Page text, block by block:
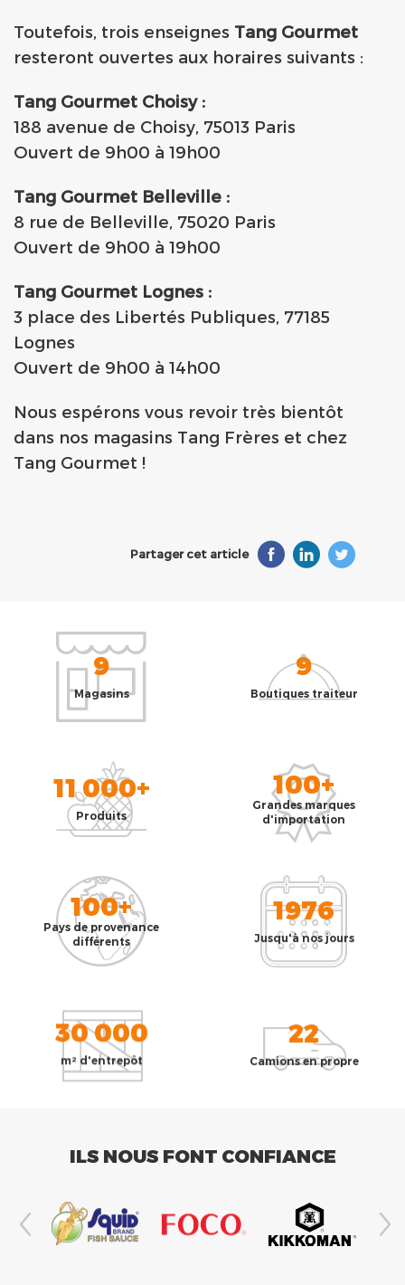
Toutefois, trois enseignes Tang Gourmet
resteront ouvertes aux horaires suivants :
Tang Gourmet Choisy :
188 avenue de Choisy, 75013 Paris
Ouvert de 9h00 à 19h00
Tang Gourmet Belleville :
8 rue de Belleville, 75020 Paris
Ouvert de 9h00 à 19h00
Tang Gourmet Lognes :
3 place des Libertés Publiques, 77185
Lognes
Ouvert de 9h00 à 14h00
Nous espérons vous revoir très bientôt
dans nos magasins Tang Frères et chez
Tang Gourmet !
Partager cet article
9
Magasins
9
Boutiques traiteur
11 000+
Produits
100+
Grandes marques
d'importation
100+
Pays de provenance
différents
1976
Jusqu'à nos jours
30 000
m² d'entrepôt
22
Camions en propre
ILS NOUS FONT CONFIANCE